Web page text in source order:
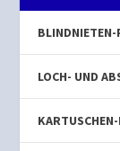
LOCH- UND